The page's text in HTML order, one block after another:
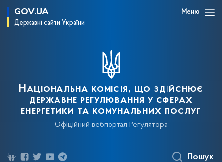
GOV.UA
Державні сайти України
Меню
Національна комісія, що здійснює
державне регулювання у сферах
енергетики та комунальних послуг
Офіційний вебпортал Регулятора
Пошук